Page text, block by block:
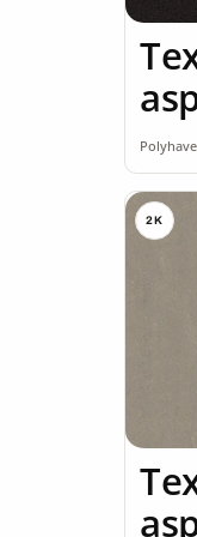
2K